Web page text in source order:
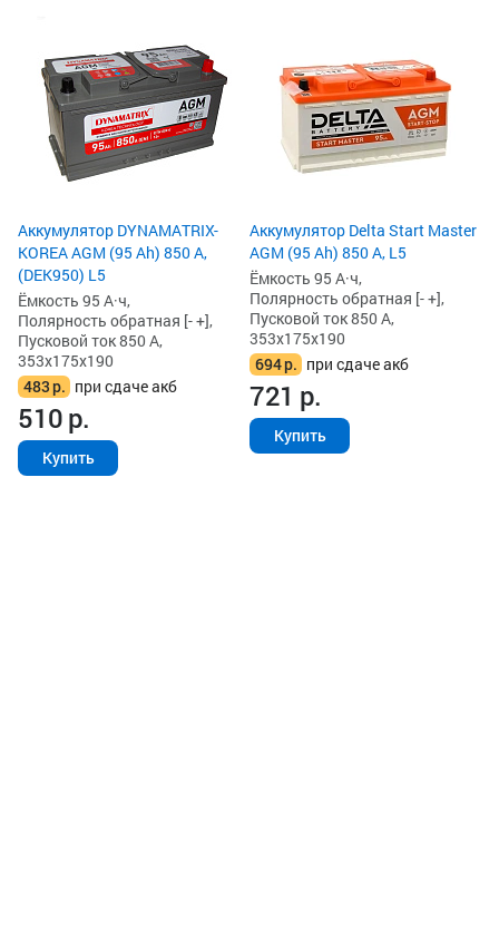
Аккумулятор DYNAMATRIX-
KOREA AGM (95 Ah) 850 А,
(DEK950) L5
Ёмкость 95 А·ч,
Полярность обратная [- +],
Пусковой ток 850 А,
353x175x190
483р. при сдаче акб
510р.
Купить
Аккумулятор Delta Start Master
AGM (95 Ah) 850 А, L5
Ёмкость 95 А·ч,
Полярность обратная [- +],
Пусковой ток 850 А,
353x175x190
694р. при сдаче акб
721 р.
Купить